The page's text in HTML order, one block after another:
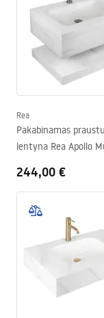
Rea
Pakabinamas
lentyna Rea Apollo
244,00 €